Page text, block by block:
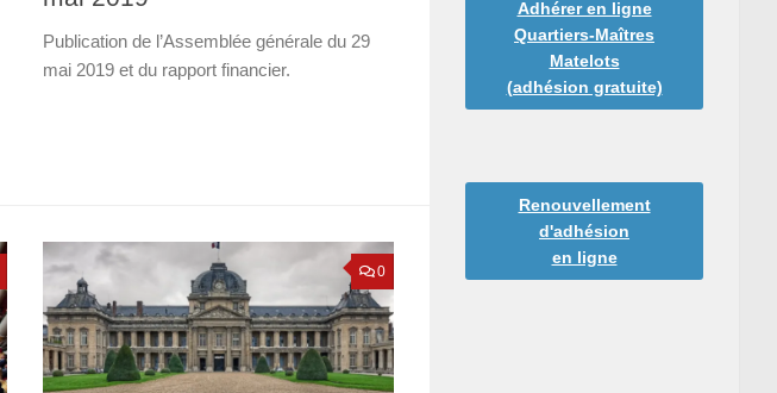
Publication de l’Assemblée générale du 29
mai 2019 et du rapport financier.
0
Adhérer en ligne
Quartiers-Maîtres
Matelots
(adhésion gratuite)
Renouvellement
d'adhésion
en ligne